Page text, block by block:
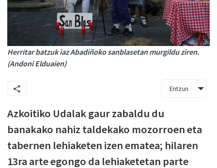
Herritar batzuk iaz Abadiñoko sanblasetan murgildu ziren.
(Andoni Elduaien)
Entzun
Azkoitiko Udalak gaur zabaldu du
banakako nahiz taldekako mozorroen eta
tabernen lehiaketen izen ematea; hilaren
13ra arte egongo da lehiaketetan parte